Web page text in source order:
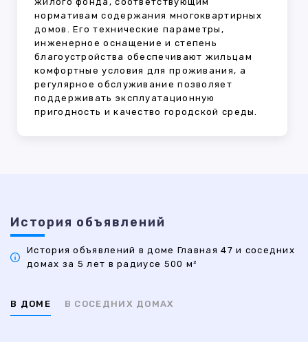
нормативам содержания многоквартирных
домов. Его технические параметры,
инженерное оснащение и степень
благоустройства обеспечивают жильцам
комфортные условия для проживания, а
регулярное обслуживание позволяет
поддерживать эксплуатационную
пригодность и качество городской среды.
История объявлений
История объявлений в доме Главная 47 и соседних
домах за 5 лет в радиусе 500 м²
В ДОМЕ В СОСЕДНИХ ДОМАХ